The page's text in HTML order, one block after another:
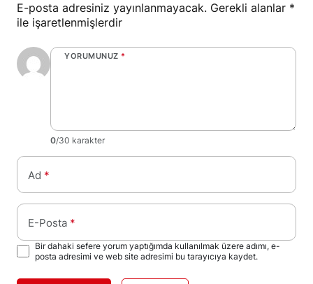
E-posta adresiniz yayınlanmayacak. Gerekli alanlar *
ile işaretlenmişlerdir
YORUMUNUZ *
0/30 karakter
Ad *
E-Posta *
Bir dahaki sefere yorum yaptığımda kullanılmak üzere adımı, e-
posta adresimi ve web site adresimi bu tarayıcıya kaydet.